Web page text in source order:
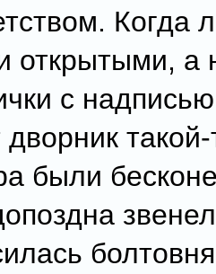
Когда
открытыми, а
с
были